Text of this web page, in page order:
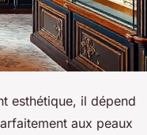
esthétique, il dépend
aux peaux